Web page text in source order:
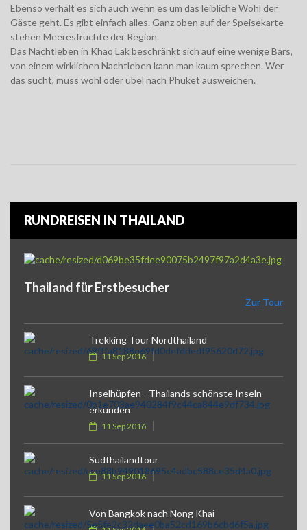
Ebenso verhält es sich auch wenn es um das leibliche Wohl der
Gäste geht. Es gibt einfach alles. Ganz oben auf der Speisekarte
stehen Meeresfrüchte der Region.
Das Nachtleben in Khao Lak beschränkt sich auf eine wenige Bars,
von einem wirklichen Nachtleben kann man kaum sprechen. Wer
das sucht, muss wohl oder übel nach Phuket ausweichen.
RUNDREISEN IN THAILAND
Thailand für Erstbesucher
Zur Tour
Trekking Tour Nordthailand
11 Sep 2016
Inselhüpfen - Thailands schönste Inseln
erkunden
11 Sep 2016
Südthailandtour
11 Sep 2016
Von Bangkok nach Nong Khai